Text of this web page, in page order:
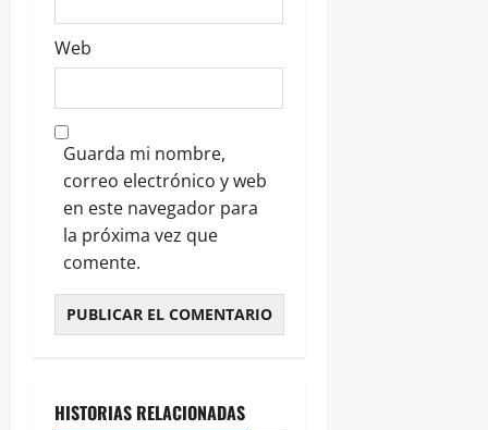
Web
Guarda mi nombre,
correo electrónico y web
en este navegador para
la próxima vez que
comente.
HISTORIAS RELACIONADAS